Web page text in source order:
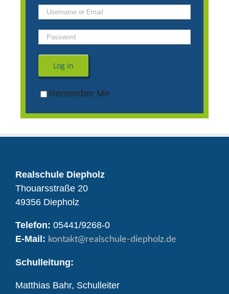
Log in
Remember Me
Realschule Diepholz
Thouarsstraße 20
49356 Diepholz
Telefon: 05441/9268-0
E-Mail: kontakt@realschule-diepholz.de
Schulleitung:
Matthias Bahr, Schulleiter